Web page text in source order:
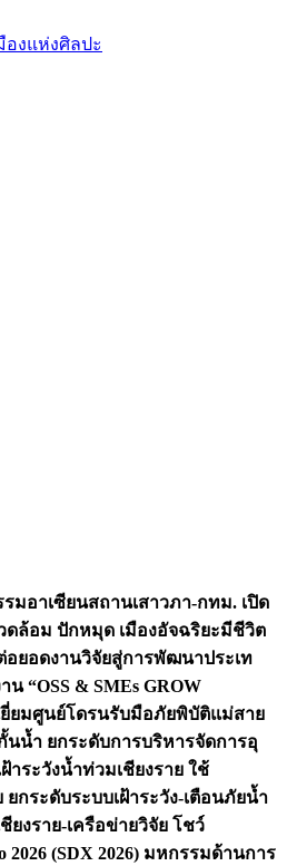
องแห่งศิลปะ
รมอาเซียนสถานเสาวภา-กทม. เปิด
ดล้อม ปักหมุด เมืองอัจฉริยะมีชีวิต
ยอดงานวิจัยสู่การพัฒนาประเท
น “OSS & SMEs GROW
ยี่ยมศูนย์โดรนรับมือภัยพิบัติแม่สาย
นน้ำ ยกระดับการบริหารจัดการอุ
าระวังน้ำท่วมเชียงราย ใช้
กระดับระบบเฝ้าระวัง-เตือนภัยน้ำ
ยงราย-เครือข่ายวิจัย โชว์
(SDX 2026) มหกรรมด้านการ